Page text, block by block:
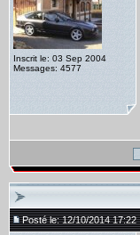
Inscrit le: 03 Sep 2004
Messages: 4577
Posté le: 12/10/2014 17:22